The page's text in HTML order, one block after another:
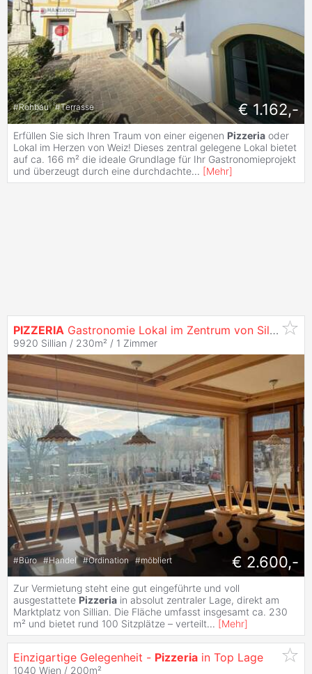
#Rohbau #Terrasse € 1.162,-
Erfüllen Sie sich Ihren Traum von einer eigenen Pizzeria oder
Lokal im Herzen von Weiz! Dieses zentral gelegene Lokal bietet
auf ca. 166 m² die ideale Grundlage für Ihr Gastronomieprojekt
und überzeugt durch eine durchdachte... [Mehr]
PIZZERIA Gastronomie Lokal im Zentrum von Sillian
9920 Sillian / 230m² / 1 Zimmer
#Büro #Handel #Ordination #möbliert € 2.600,-
Zur Vermietung steht eine gut eingeführte und voll
ausgestattete Pizzeria in absolut zentraler Lage, direkt am
Marktplatz von Sillian. Die Fläche umfasst insgesamt ca. 230
m² und bietet rund 100 Sitzplätze – verteilt... [Mehr]
Einzigartige Gelegenheit - Pizzeria in Top Lage
1040 Wien / 200m²